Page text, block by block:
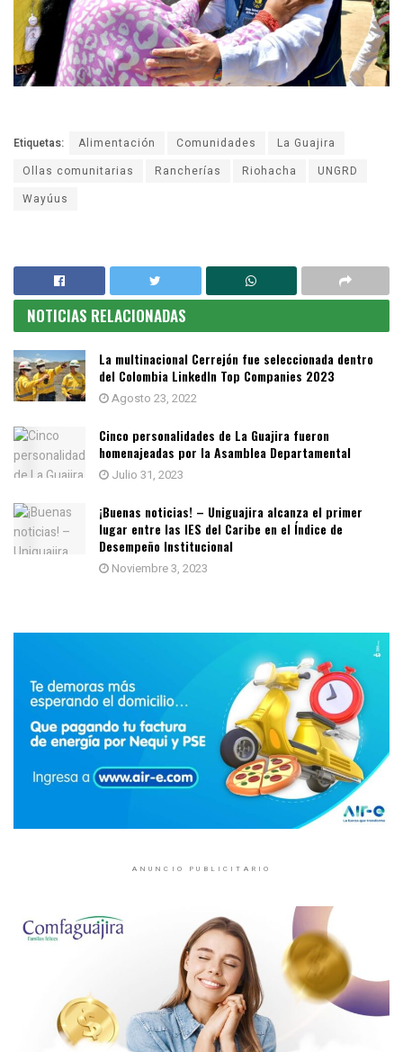
Etiquetas: Alimentación Comunidades
La Guajira
Ollas comunitarias
Rancherías Riohacha
UNGRD
Wayúus
NOTICIAS RELACIONADAS
La multinacional Cerrejón fue seleccionada dentro
del Colombia LinkedIn Top Companies 2023
Agosto 23, 2022
Cinco personalidades de La Guajira fueron
homenajeadas por la Asamblea Departamental
Julio 31, 2023
¡Buenas noticias! – Uniguajira alcanza el primer
lugar entre las IES del Caribe en el Índice de
Desempeño Institucional
Noviembre 3, 2023
ANUNCIO PUBLICITARIO